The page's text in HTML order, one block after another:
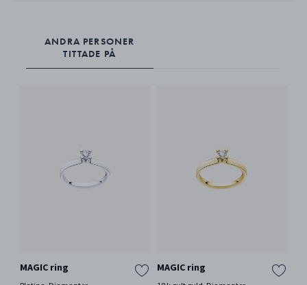
ANDRA PERSONER
TITTADE PÅ
MAGIC ring MAGIC ring